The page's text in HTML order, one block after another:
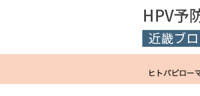
HPV予
近畿ブ